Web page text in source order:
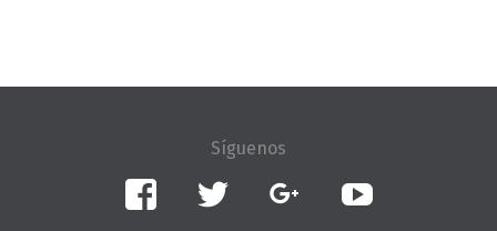
Facebook Twitter Google+